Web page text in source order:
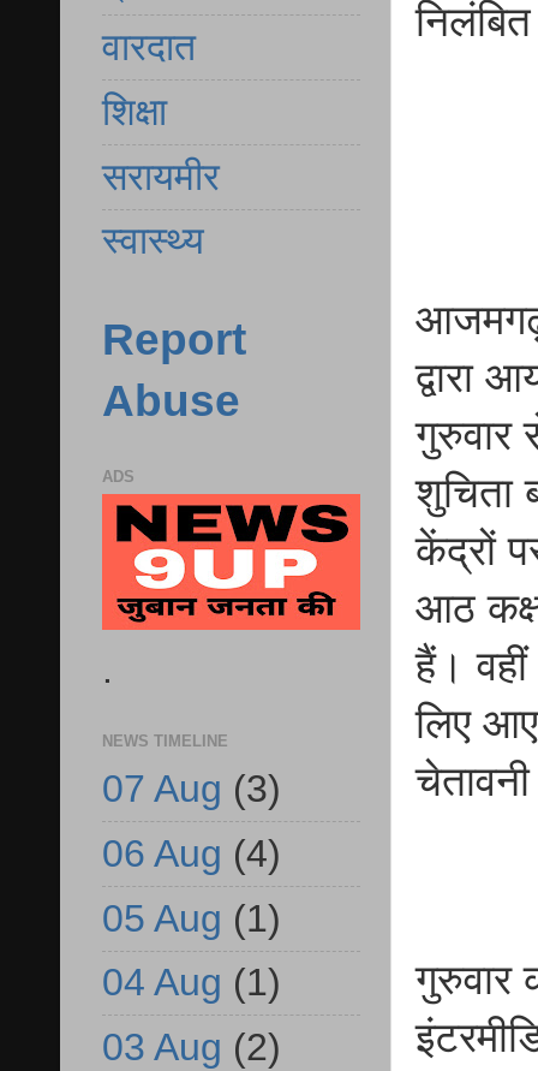
निलंबित
आजमगढ़
द्वारा
गुरुवार
शुचिता
केंद्रों
आठ कक्ष
हैं। वहीं
लिए
गुरुवार
वारदात
शिक्षा
सरायमीर
स्वास्थ्य
Report
Abuse
ADS
.
NEWS TIMELINE
07 Aug (3)
06 Aug (4)
05 Aug (1)
04 Aug (1)
03 Aug (2)